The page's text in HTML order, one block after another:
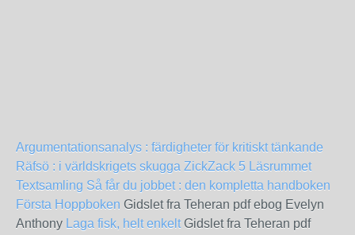
Argumentationsanalys : färdigheter för kritiskt tänkande
Räfsö : i världskrigets skugga ZickZack 5 Läsrummet
Textsamling Så får du jobbet : den kompletta handboken
Första Hoppboken Gidslet fra Teheran pdf ebog Evelyn
Anthony Laga fisk, helt enkeltGidslet fra Teheran pdf